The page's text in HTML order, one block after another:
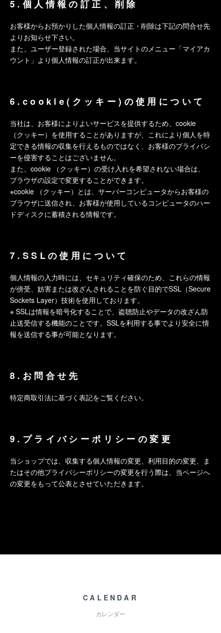
5.個人情報の訂正、削除
お客様からお預かりした個人情報の訂正・削除は下記の問合せ先
よりお知らせ下さい。
また、ユーザー登録された場合、当サイトのメニュー「マイアカ
ウント」より個人情報の訂正が出来ます。
6.cookie(クッキー)の使用について
当社は、お客様によりよいサービスを提供するため、cookie
（クッキー）を使用することがありますが、これにより個人を特
定できる情報の収集を行えるものではなく、お客様のプライバシ
ーを侵害することはございません。
また、cookie （クッキー）の受け入れを希望されない場合は、
ブラウザの設定で変更することができます。
※cookie （クッキー）とは、サーバーコンピュータからお客様の
ブラウザに送信され、お客様が使用しているコンピュータのハー
ドディスクに蓄積される情報です。
7.SSLの使用について
個人情報の入力時には、セキュリティ確保のため、これらの情報
が傍受、妨害または改ざんされることを防ぐ目的でSSL（Secure
Sockets Layer）技術を使用しております。
※ SSLは情報を暗号化することで、盗聴防止やデータの改ざん防
止送受信する機能のことです。SSLを利用する事でより安全に情
報を送信する事が可能となります。
8.お問合せ先
特定商取引法に基づく表記をご覧ください。
9.プライバシーポリシーの変更
当ショップでは、収集する個人情報の変更、利用目的の変更、ま
たはその他プライバシーポリシーの変更を行う際は、当ページへ
の変更をもって公表とさせていただきます。
CALENDAR
カレンダー